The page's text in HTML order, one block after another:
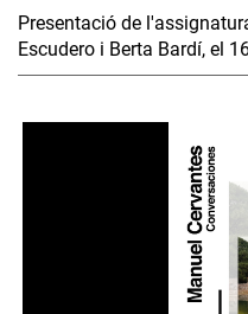
Presentació de
Escudero i Berta Bardí, el